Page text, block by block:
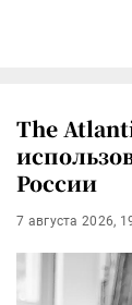
The
России
7 августа 2026,